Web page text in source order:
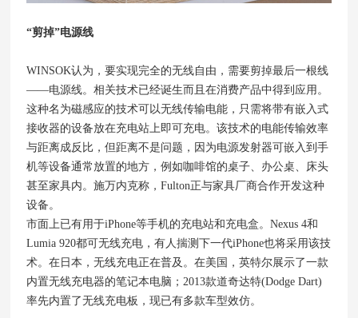
“剪掉”电源线
WINSOK认为，要实现完全的无线自由，需要剪掉最后一根线
——电源线。相关技术已经诞生而且在消费产品中得到应用。
这种名为磁感应的技术可以无线传输电能，只需将带有嵌入式
接收器的设备放在充电站上即可充电。该技术的电能传输效率
与距离成反比，但距离不是问题，因为电源发射器可嵌入到手
机等设备通常放置的地方，例如咖啡馆的桌子、办公桌、床头
甚至家具内。施万内克称，Fulton正与家具厂商合作开发这种
设备。
市面上已有用于iPhone等手机的充电站和充电盒。Nexus 4和
Lumia 920都可无线充电，有人揣测下一代iPhone也将采用该技
术。在日本，无线充电正在普及。在美国，英特尔展示了一款
内置无线充电器的笔记本电脑；2013款道奇达特(Dodge Dart)
率先内置了无线充电板，现已有多款车型效仿。